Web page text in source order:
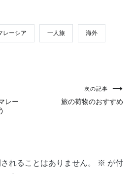
レーシア 一人旅 海外
レー
次の記事
旅の荷物のおすすめ
れることはありません。 ※ が付